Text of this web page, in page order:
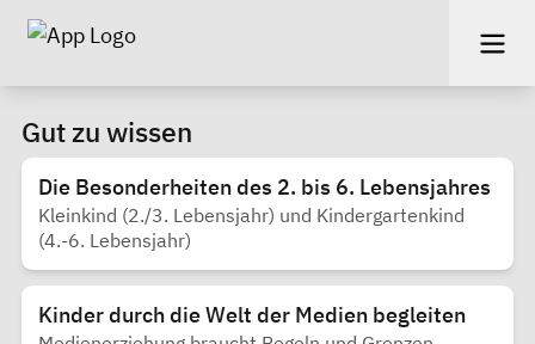
Gut zu wissen
Die Besonderheiten des 2. bis 6. Lebensjahres
Kleinkind (2./3. Lebensjahr) und Kindergartenkind
(4.-6. Lebensjahr)
Kinder durch die Welt der Medien begleiten